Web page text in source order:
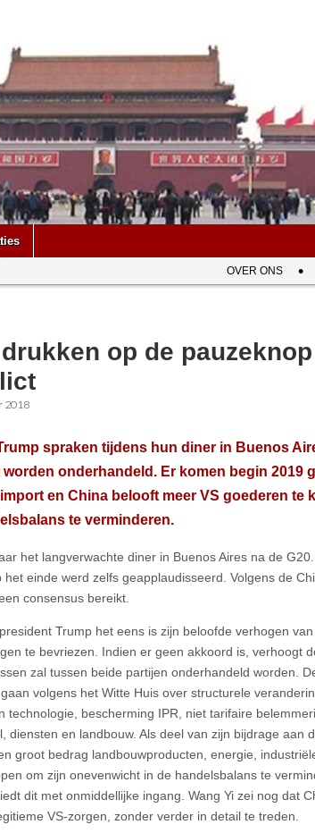
OVER ONS
op de
2018
spraken tijdens hun diner in Buenos
onderhandeld. Er komen begin 2019
en China belooft meer VS goederen te
te verminderen.
het langverwachte diner in Buenos Aires na de
einde werd zelfs geapplaudisseerd. Volgens de
consensus bereikt.
Trump het eens is zijn beloofde verhogen
te bevriezen. Indien er geen akkoord is, verhoogt
zal tussen beide partijen onderhandeld worden.
volgens het Witte Huis over structurele
technologie, bescherming IPR, niet tarifaire
diensten en landbouw. Als deel van zijn bijdrage aan
groot bedrag landbouwproducten, energie,
om zijn onevenwicht in de handelsbalans te
dit met onmiddellijke ingang. Wang Yi zei nog dat
VS-zorgen, zonder verder in detail te treden.